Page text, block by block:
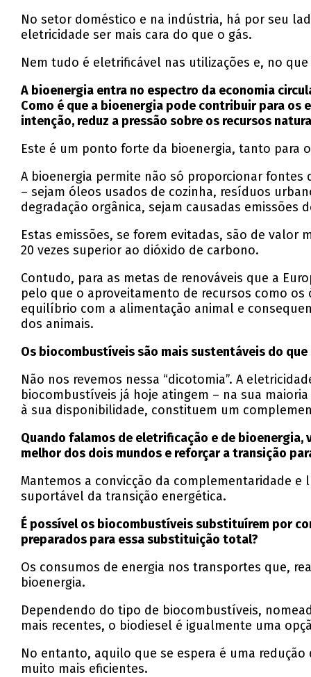
No setor doméstico e na indústria, há por seu
eletricidade ser mais cara do que o gás.
Nem tudo é eletrificável nas utilizações e, no
A bioenergia entra no espectro da economia
Como é que a bioenergia pode contribuir para os
intenção, reduz a pressão sobre os recursos
Este é um ponto forte da bioenergia, tanto para
A bioenergia permite não só proporcionar
– sejam óleos usados de cozinha, resíduos
degradação orgânica, sejam causadas emissões
Estas emissões, se forem evitadas, são de
20 vezes superior ao dióxido de carbono.
Contudo, para as metas de renováveis que a
pelo que o aproveitamento de recursos como
equilíbrio com a alimentação animal e
dos animais.
Os biocombustíveis são mais sustentáveis do
Não nos revemos nessa “dicotomia”. A
biocombustíveis já hoje atingem – na sua
à sua disponibilidade, constituem um
Quando falamos de eletrificação e de bioenergia,
melhor dos dois mundos e reforçar a transição
Mantemos a convicção da complementaridade
suportável da transição energética.
É possível os biocombustíveis substituírem por
preparados para essa substituição total?
Os consumos de energia nos transportes que,
bioenergia.
Dependendo do tipo de biocombustíveis,
mais recentes, o biodiesel é igualmente uma
No entanto, aquilo que se espera é uma
muito mais eficientes.